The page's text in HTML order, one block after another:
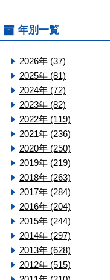
年別一覧
2026年 (37)
2025年 (81)
2024年 (72)
2023年 (82)
2022年 (119)
2021年 (236)
2020年 (250)
2019年 (219)
2018年 (263)
2017年 (284)
2016年 (204)
2015年 (244)
2014年 (297)
2013年 (628)
2012年 (515)